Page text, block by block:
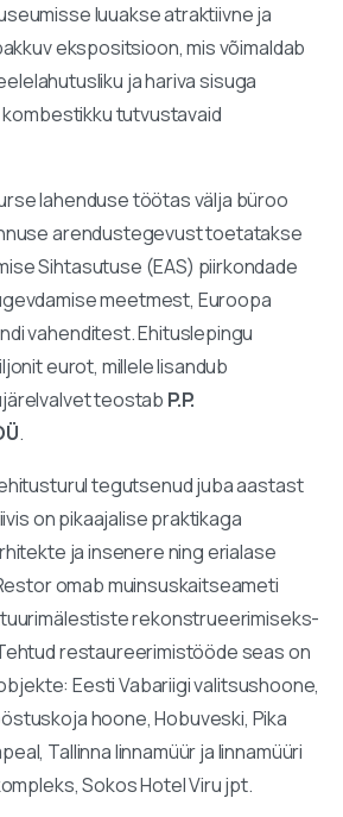
luuakse atraktiivne ja
ekspositsioon, mis võimaldab
ja hariva sisuga
tutvustavaid
lahenduse töötas välja büroo
arendustegevust toetatakse
Sihtasutuse (EAS) piirkondade
meetmest, Euroopa
vahenditest. Ehituslepingu
eurot, millele lisandub
teostab P.P.
.
tegutsenud juba aastast
on pikaajalise praktikaga
ja insenere ning erialase
omab muinsuskaitseameti
rekonstrueerimiseks-
restaureerimistööde seas on
Eesti Vabariigi valitsushoone,
hoone, Hobuveski, Pika
Tallinna linnamüür ja linnamüüri
Sokos Hotel Viru jpt.